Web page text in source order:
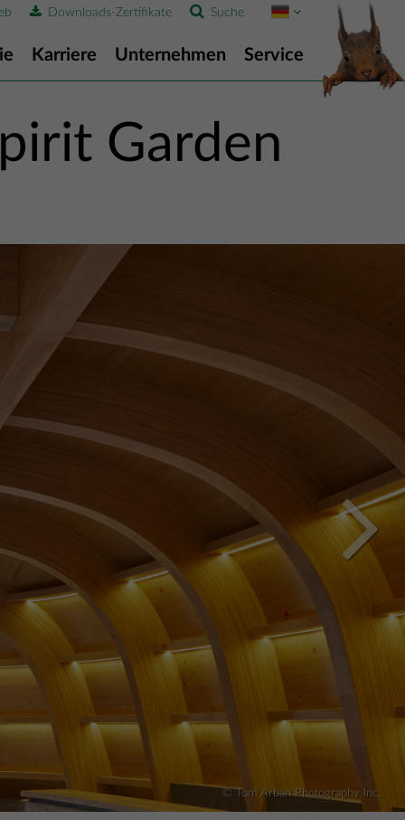
Karriere Unternehmen Service
Suche
Downloads-Zertifikate
Garden
© Tom Arban Photography Inc.